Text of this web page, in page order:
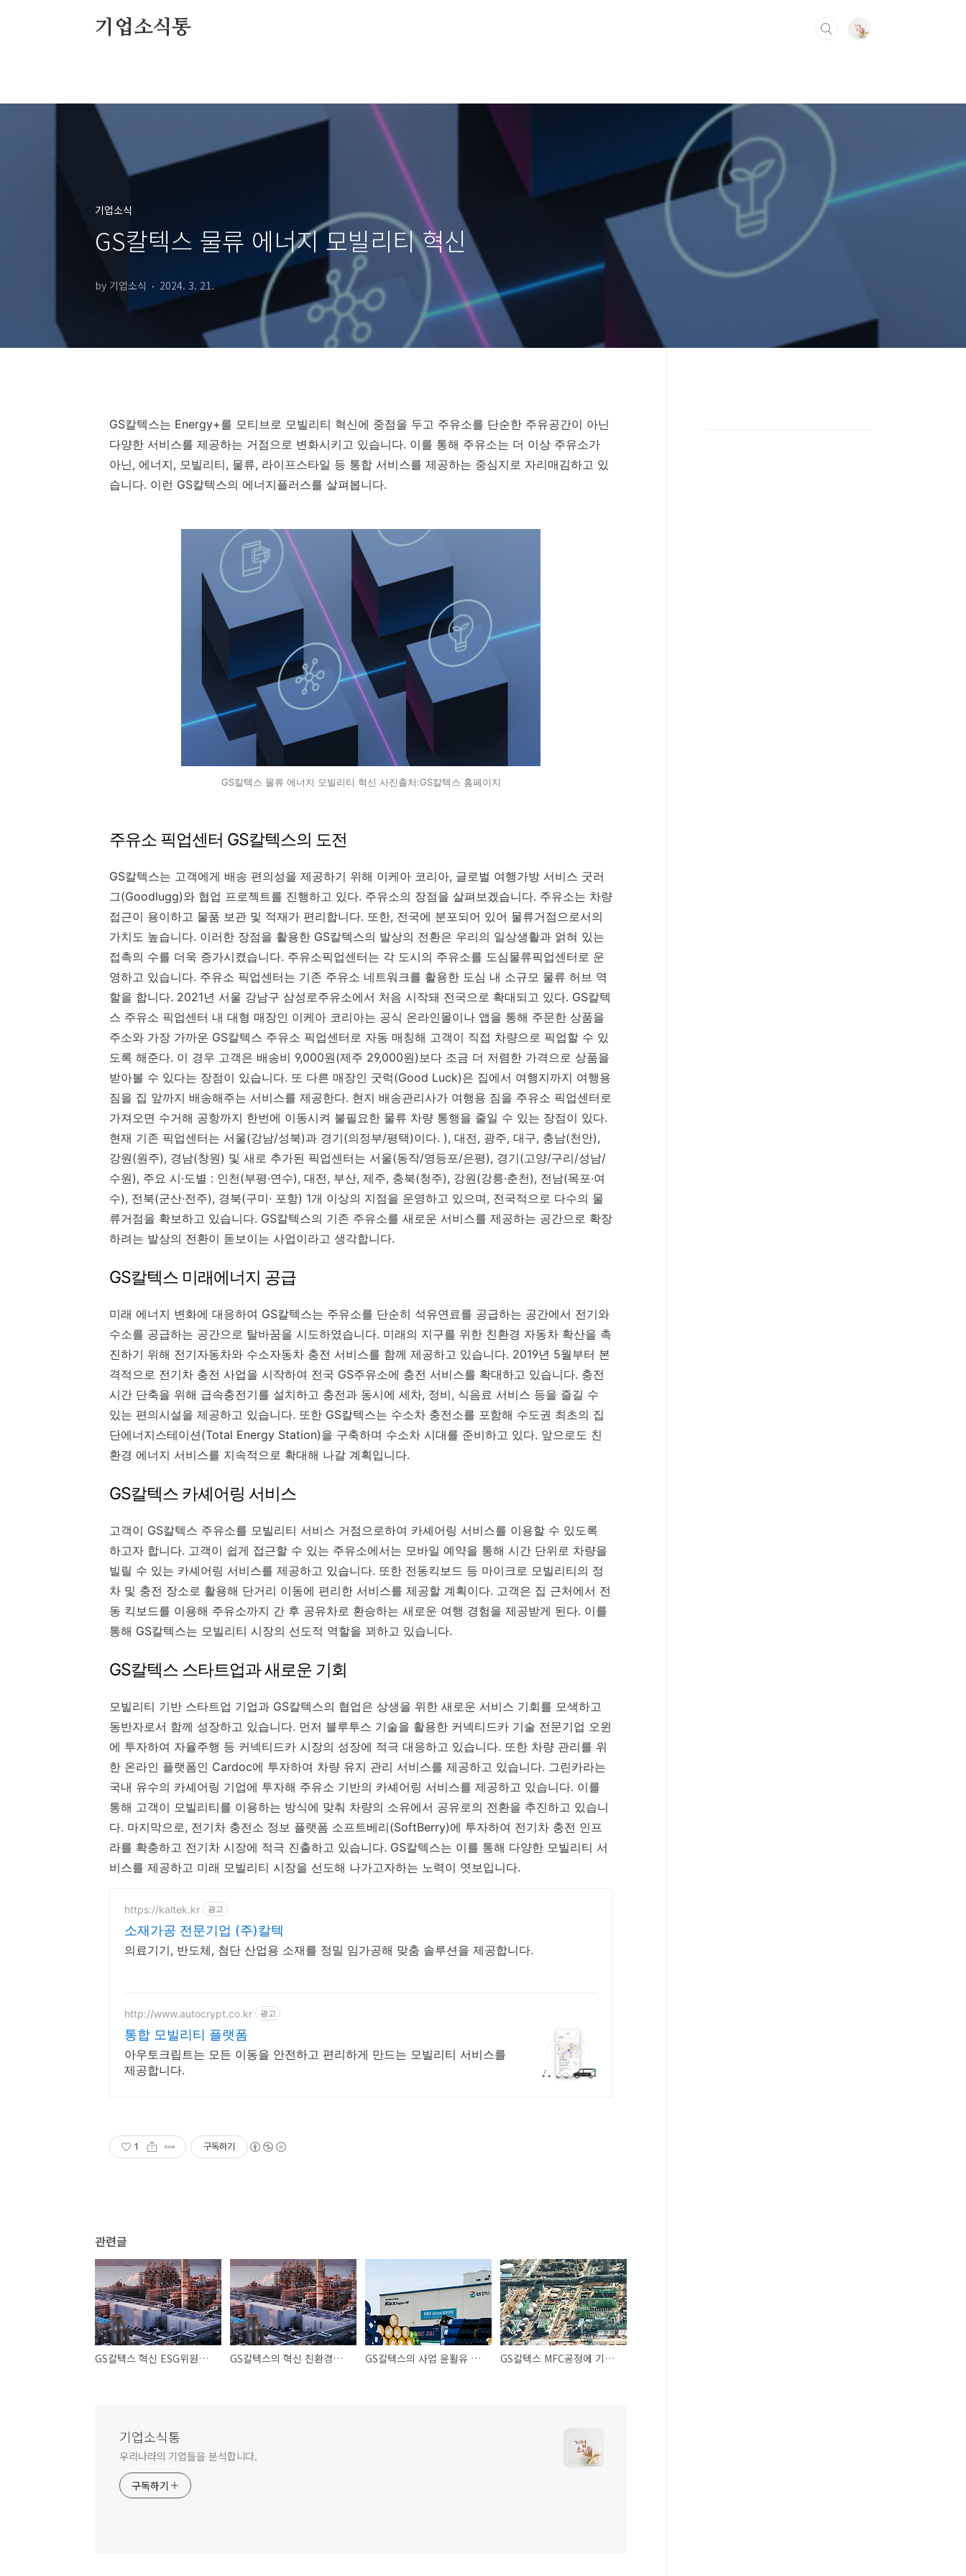
기업소식통
기업소식
GS칼텍스 물류 에너지 모빌리티 혁신
by 기업소식 2024. 3. 21.
GS칼텍스는 Energy+를 모티브로 모빌리티 혁신에 중점을 두고 주유소를 단순한 주유공간이 아닌
다양한 서비스를 제공하는 거점으로 변화시키고 있습니다. 이를 통해 주유소는 더 이상 주유소가
아닌, 에너지, 모빌리티, 물류, 라이프스타일 등 통합 서비스를 제공하는 중심지로 자리매김하고 있
습니다. 이런 GS칼텍스의 에너지플러스를 살펴봅니다.
GS칼텍스 물류 에너지 모빌리티 혁신 사진출처:GS칼텍스 홈페이지
주유소 픽업센터 GS칼텍스의 도전
GS칼텍스는 고객에게 배송 편의성을 제공하기 위해 이케아 코리아, 글로벌 여행가방 서비스 굿러
그(Goodlugg)와 협업 프로젝트를 진행하고 있다. 주유소의 장점을 살펴보겠습니다. 주유소는 차량
접근이 용이하고 물품 보관 및 적재가 편리합니다. 또한, 전국에 분포되어 있어 물류거점으로서의
가치도 높습니다. 이러한 장점을 활용한 GS칼텍스의 발상의 전환은 우리의 일상생활과 얽혀 있는
접촉의 수를 더욱 증가시켰습니다. 주유소픽업센터는 각 도시의 주유소를 도심물류픽업센터로 운
영하고 있습니다. 주유소 픽업센터는 기존 주유소 네트워크를 활용한 도심 내 소규모 물류 허브 역
할을 합니다. 2021년 서울 강남구 삼성로주유소에서 처음 시작돼 전국으로 확대되고 있다. GS칼텍
스 주유소 픽업센터 내 대형 매장인 이케아 코리아는 공식 온라인몰이나 앱을 통해 주문한 상품을
주소와 가장 가까운 GS칼텍스 주유소 픽업센터로 자동 매칭해 고객이 직접 차량으로 픽업할 수 있
도록 해준다. 이 경우 고객은 배송비 9,000원(제주 29,000원)보다 조금 더 저렴한 가격으로 상품을
받아볼 수 있다는 장점이 있습니다. 또 다른 매장인 굿럭(Good Luck)은 집에서 여행지까지 여행용
짐을 집 앞까지 배송해주는 서비스를 제공한다. 현지 배송관리사가 여행용 짐을 주유소 픽업센터로
가져오면 수거해 공항까지 한번에 이동시켜 불필요한 물류 차량 통행을 줄일 수 있는 장점이 있다.
현재 기존 픽업센터는 서울(강남/성북)과 경기(의정부/평택)이다. ), 대전, 광주, 대구, 충남(천안),
강원(원주), 경남(창원) 및 새로 추가된 픽업센터는 서울(동작/영등포/은평), 경기(고양/구리/성남/
수원), 주요 시·도별 : 인천(부평·연수), 대전, 부산, 제주, 충북(청주), 강원(강릉·춘천), 전남(목포·여
수), 전북(군산·전주), 경북(구미· 포항) 1개 이상의 지점을 운영하고 있으며, 전국적으로 다수의 물
류거점을 확보하고 있습니다. GS칼텍스의 기존 주유소를 새로운 서비스를 제공하는 공간으로 확장
하려는 발상의 전환이 돋보이는 사업이라고 생각합니다.
GS칼텍스 미래에너지 공급
미래 에너지 변화에 대응하여 GS칼텍스는 주유소를 단순히 석유연료를 공급하는 공간에서 전기와
수소를 공급하는 공간으로 탈바꿈을 시도하였습니다. 미래의 지구를 위한 친환경 자동차 확산을 촉
진하기 위해 전기자동차와 수소자동차 충전 서비스를 함께 제공하고 있습니다. 2019년 5월부터 본
격적으로 전기차 충전 사업을 시작하여 전국 GS주유소에 충전 서비스를 확대하고 있습니다. 충전
시간 단축을 위해 급속충전기를 설치하고 충전과 동시에 세차, 정비, 식음료 서비스 등을 즐길 수
있는 편의시설을 제공하고 있습니다. 또한 GS칼텍스는 수소차 충전소를 포함해 수도권 최초의 집
단에너지스테이션(Total Energy Station)을 구축하며 수소차 시대를 준비하고 있다. 앞으로도 친
환경 에너지 서비스를 지속적으로 확대해 나갈 계획입니다.
GS칼텍스 카셰어링 서비스
고객이 GS칼텍스 주유소를 모빌리티 서비스 거점으로하여 카셰어링 서비스를 이용할 수 있도록
하고자 합니다. 고객이 쉽게 접근할 수 있는 주유소에서는 모바일 예약을 통해 시간 단위로 차량을
빌릴 수 있는 카셰어링 서비스를 제공하고 있습니다. 또한 전동킥보드 등 마이크로 모빌리티의 정
차 및 충전 장소로 활용해 단거리 이동에 편리한 서비스를 제공할 계획이다. 고객은 집 근처에서 전
동 킥보드를 이용해 주유소까지 간 후 공유차로 환승하는 새로운 여행 경험을 제공받게 된다. 이를
통해 GS칼텍스는 모빌리티 시장의 선도적 역할을 꾀하고 있습니다.
GS칼텍스 스타트업과 새로운 기회
모빌리티 기반 스타트업 기업과 GS칼텍스의 협업은 상생을 위한 새로운 서비스 기회를 모색하고
동반자로서 함께 성장하고 있습니다. 먼저 블루투스 기술을 활용한 커넥티드카 기술 전문기업 오윈
에 투자하여 자율주행 등 커넥티드카 시장의 성장에 적극 대응하고 있습니다. 또한 차량 관리를 위
한 온라인 플랫폼인 Cardoc에 투자하여 차량 유지 관리 서비스를 제공하고 있습니다. 그린카라는
국내 유수의 카셰어링 기업에 투자해 주유소 기반의 카셰어링 서비스를 제공하고 있습니다. 이를
통해 고객이 모빌리티를 이용하는 방식에 맞춰 차량의 소유에서 공유로의 전환을 추진하고 있습니
다. 마지막으로, 전기차 충전소 정보 플랫폼 소프트베리(SoftBerry)에 투자하여 전기차 충전 인프
라를 확충하고 전기차 시장에 적극 진출하고 있습니다. GS칼텍스는 이를 통해 다양한 모빌리티 서
비스를 제공하고 미래 모빌리티 시장을 선도해 나가고자하는 노력이 엿보입니다.
https://kaltek.kr 광고
소재가공 전문기업 (주)칼텍
의료기기, 반도체, 첨단 산업용 소재를 정밀 임가공해 맞춤 솔루션을 제공합니다.
http://www.autocrypt.co.kr 광고
통합 모빌리티 플랫폼
아우토크립트는 모든 이동을 안전하고 편리하게 만드는 모빌리티 서비스를
제공합니다.
1 구독하기
관련글
GS칼텍스 혁신 ESG위원회 친환경경영 저탄소 신사업 GS칼텍스의 혁신 친환경경영 탄소감축 에너지효율화 GS칼텍스의 사업 윤활유 베이스오일 GS칼텍스 MFC공정에 기초한 올레핀 에틸렌 프로필렌 혼합C4유분
기업소식통
우리나라의 기업들을 분석합니다.
구독하기